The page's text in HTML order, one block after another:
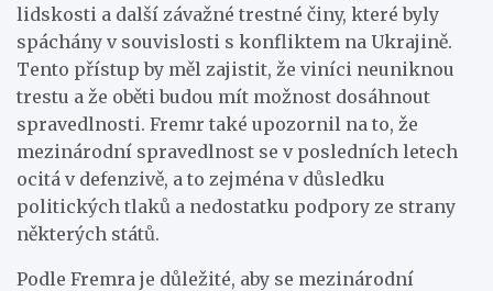
lidskosti a další závažné trestné činy, které byly
spáchány v souvislosti s konfliktem na Ukrajině.
Tento přístup by měl zajistit, že viníci neuniknou
trestu a že oběti budou mít možnost dosáhnout
spravedlnosti. Fremr také upozornil na to, že
mezinárodní spravedlnost se v posledních letech
ocitá v defenzivě, a to zejména v důsledku
politických tlaků a nedostatku podpory ze strany
některých států.
Podle Fremra je důležité, aby se mezinárodní